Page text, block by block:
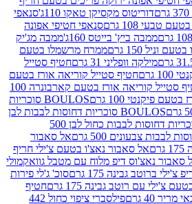
מקסיקן טאקו 110ג'
סנאפי
סנאפי חטיפי אפונה
ביץ' בייטס 160ג'
ממבה מג'יק
ממרח מרשמלו בטעם
31 גרם
חטיף סטייל
חטיף סטייל קוריאה אורז בטעם
חטיף סטייל קוריאה אורז בטעם קארבונרה 100
גרם
BOULOS סוכריות
BOULOS סוכריות דחוסות לבבות לבן
BOULOS סוכריות דחוסות לבבות כחול לבן 500
אל סאבור
סאבור נאצ'ו בטעם צ'ילי חריף
דיפ מלוח עם מטבל גוואקמולי
175 גרם
סוכ' ג'לי פירות
גבינה 175 גרם
חטיף
פילסברי ציפוי כחול 442